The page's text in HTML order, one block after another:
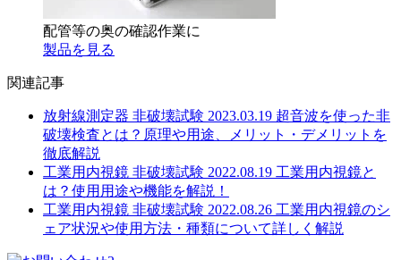
配管等の奥の確認作業に
製品を見る
関連記事
放射線測定器 非破壊試験 2023.03.19 超音波を使った非
破壊検査とは？原理や用途、メリット・デメリットを
徹底解説
工業用内視鏡 非破壊試験 2022.08.19 工業用内視鏡と
は？使用用途や機能を解説！
工業用内視鏡 非破壊試験 2022.08.26 工業用内視鏡のシ
ェア状況や使用方法・種類について詳しく解説